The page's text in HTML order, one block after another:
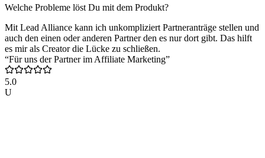
Welche Probleme löst Du mit dem Produkt?
Mit Lead Alliance kann ich unkompliziert Partneranträge stellen und
auch den einen oder anderen Partner den es nur dort gibt. Das hilft
es mir als Creator die Lücke zu schließen.
“Für uns der Partner im Affiliate Marketing”
5.0
U